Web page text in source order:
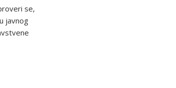
se,
javnog